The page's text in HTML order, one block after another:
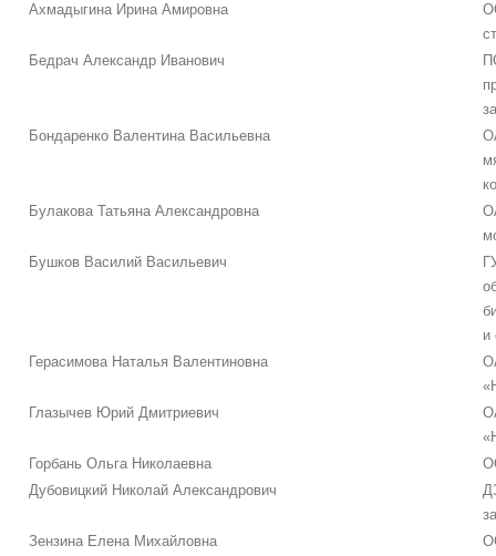
Ахмадыгина Ирина Амировна
Бедрач Александр Иванович
Бондаренко Валентина Васильевна
Булакова Татьяна Александровна
Бушков Василий Васильевич
и
Герасимова Наталья Валентиновна
Глазычев Юрий Дмитриевич
Горбань Ольга Николаевна
Дубовицкий Николай Александрович
Зензина Елена Михайловна